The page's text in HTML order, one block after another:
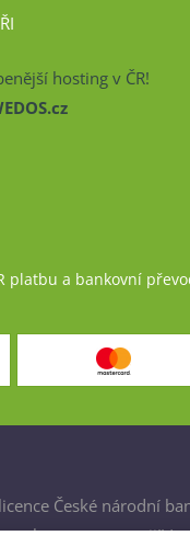
hosting v ČR!
platbu a bankovní
České národní
s